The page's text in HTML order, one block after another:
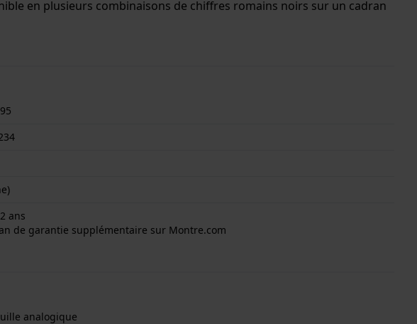
en plusieurs combinaisons de chiffres romains noirs sur un cadran
la Garantie de 2 ans.
ans
de garantie supplémentaire sur Montre.com
analogique